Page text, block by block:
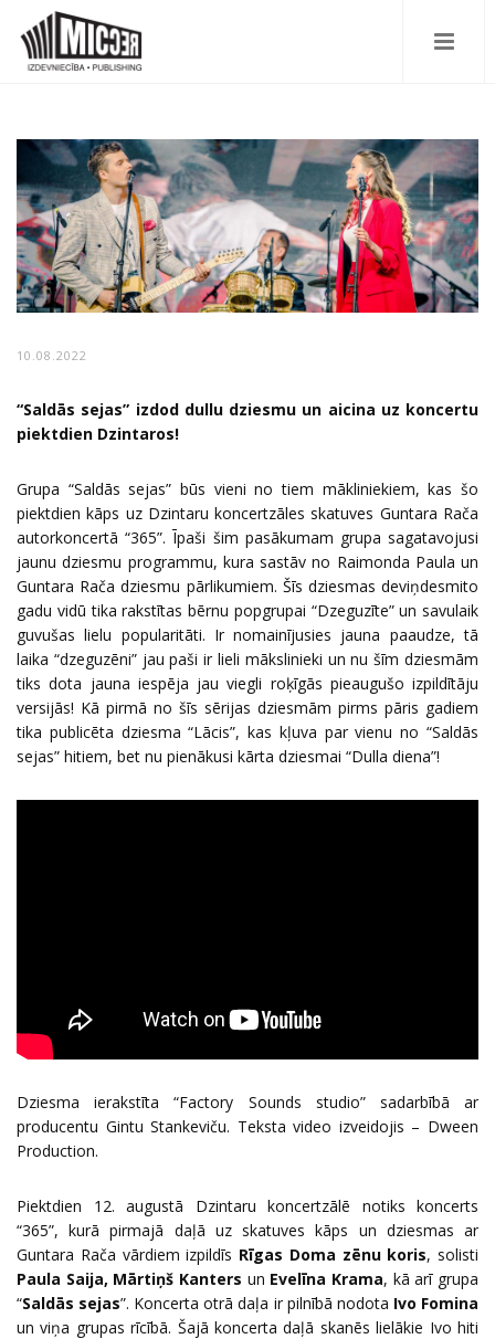
10.08.2022
“Saldās sejas” izdod dullu dziesmu un aicina uz koncertu
piektdien Dzintaros!
Grupa “Saldās sejas” būs vieni no tiem mākliniekiem, kas šo
piektdien kāps uz Dzintaru koncertzāles skatuves Guntara Rača
autorkoncertā “365”. Īpaši šim pasākumam grupa sagatavojusi
jaunu dziesmu programmu, kura sastāv no Raimonda Paula un
Guntara Rača dziesmu pārlikumiem. Šīs dziesmas deviņdesmito
gadu vidū tika rakstītas bērnu popgrupai “Dzeguzīte” un savulaik
guvušas lielu popularitāti. Ir nomainījusies jauna paaudze, tā
laika “dzeguzēni” jau paši ir lieli mākslinieki un nu šīm dziesmām
tiks dota jauna iespēja jau viegli roķīgās pieaugušo izpildītāju
versijās! Kā pirmā no šīs sērijas dziesmām pirms pāris gadiem
tika publicēta dziesma “Lācis”, kas kļuva par vienu no “Saldās
sejas” hitiem, bet nu pienākusi kārta dziesmai “Dulla diena”!
Dziesma ierakstīta “Factory Sounds studio” sadarbībā ar
producentu Gintu Stankeviču. Teksta video izveidojis – Dween
Production.
Piektdien 12. augustā Dzintaru koncertzālē notiks koncerts
“365”, kurā pirmajā daļā uz skatuves kāps un dziesmas ar
Guntara Rača vārdiem izpildīs Rīgas Doma zēnu koris, solisti
Paula Saija, Mārtiņš Kanters un Evelīna Krama, kā arī grupa
“Saldās sejas”. Koncerta otrā daļa ir pilnībā nodota Ivo Fomina
un viņa grupas rīcībā. Šajā koncerta daļā skanēs lielākie Ivo hiti